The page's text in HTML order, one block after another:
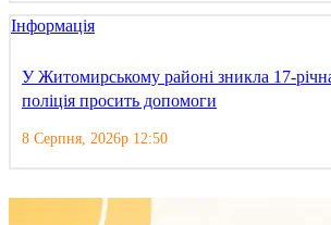
Інформація
У Житомирському районі зникла 17-
поліція просить допомоги
8 Серпня, 2026р 12:50